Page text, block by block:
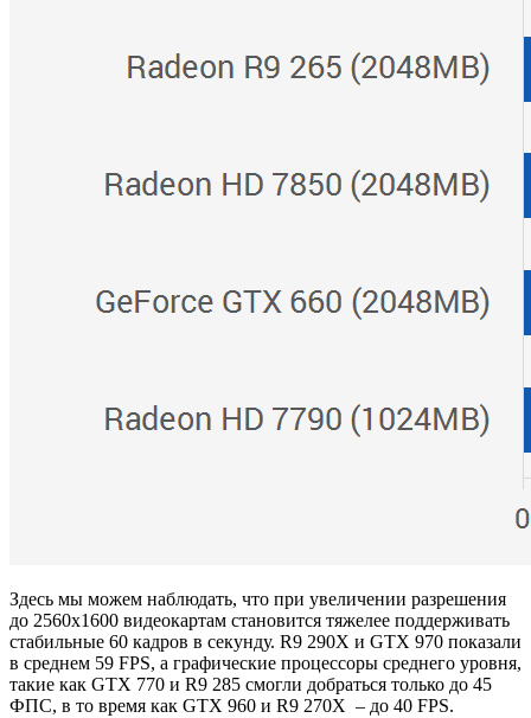
Здесь мы можем наблюдать, что при увеличении разрешения
до 2560х1600 видеокартам становится тяжелее поддерживать
стабильные 60 кадров в секунду. R9 290X и GTX 970 показали
в среднем 59 FPS, а графические процессоры среднего уровня,
такие как GTX 770 и R9 285 смогли добраться только до 45
ФПС, в то время как GTX 960 и R9 270X – до 40 FPS.